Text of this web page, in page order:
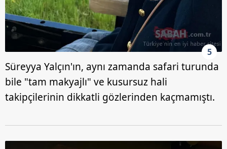
5
Süreyya Yalçın'ın, aynı zamanda safari turunda
bile "tam makyajlı" ve kusursuz hali
takipçilerinin dikkatli gözlerinden kaçmamıştı.